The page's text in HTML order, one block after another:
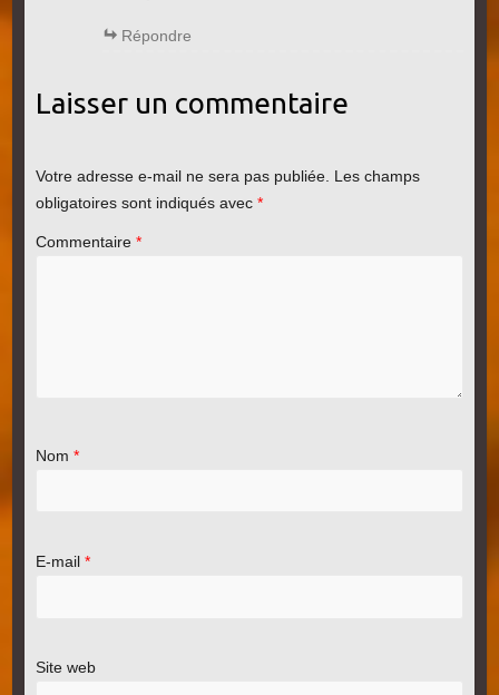
Répondre
Laisser un commentaire
Votre adresse e-mail ne sera pas publiée. Les champs
obligatoires sont indiqués avec *
Commentaire *
Nom *
E-mail *
Site web